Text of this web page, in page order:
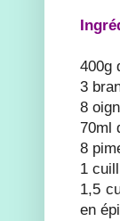
400g
3
8
70ml
8
1
1,5
en